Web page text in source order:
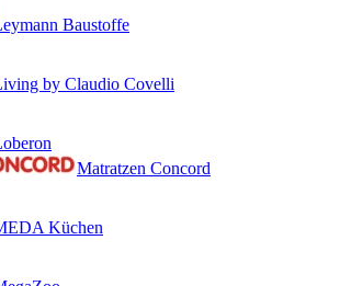
Baustoffe
by Claudio Covelli
Matratzen Concord
Küchen